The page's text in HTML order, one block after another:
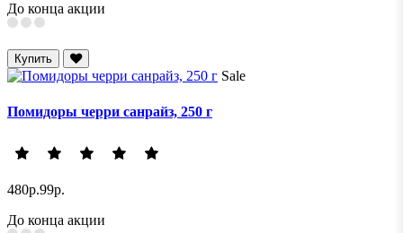
До конца акции
Купить
Sale
Помидоры черри санрайз, 250 г
480р.99р.
До конца акции